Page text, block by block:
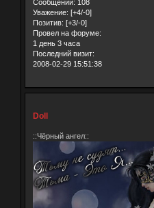
Сообщений: 108
Уважение: [+4/-0]
Позитив: [+3/-0]
Провел на форуме:
1 день 3 часа
Последний визит:
2008-02-29 15:51:38
Doll
::Чёрный ангел::